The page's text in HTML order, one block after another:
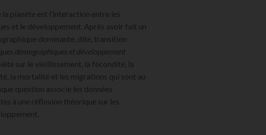
la planète est l’interaction entre les
et le développement. Après avoir fait un
dominante, dite, transition
démographiques et développement
sur le vieillissement, la fécondité, la
la mortalité et les migrations qui sont au
question associe les données
à une réflexion théorique sur les